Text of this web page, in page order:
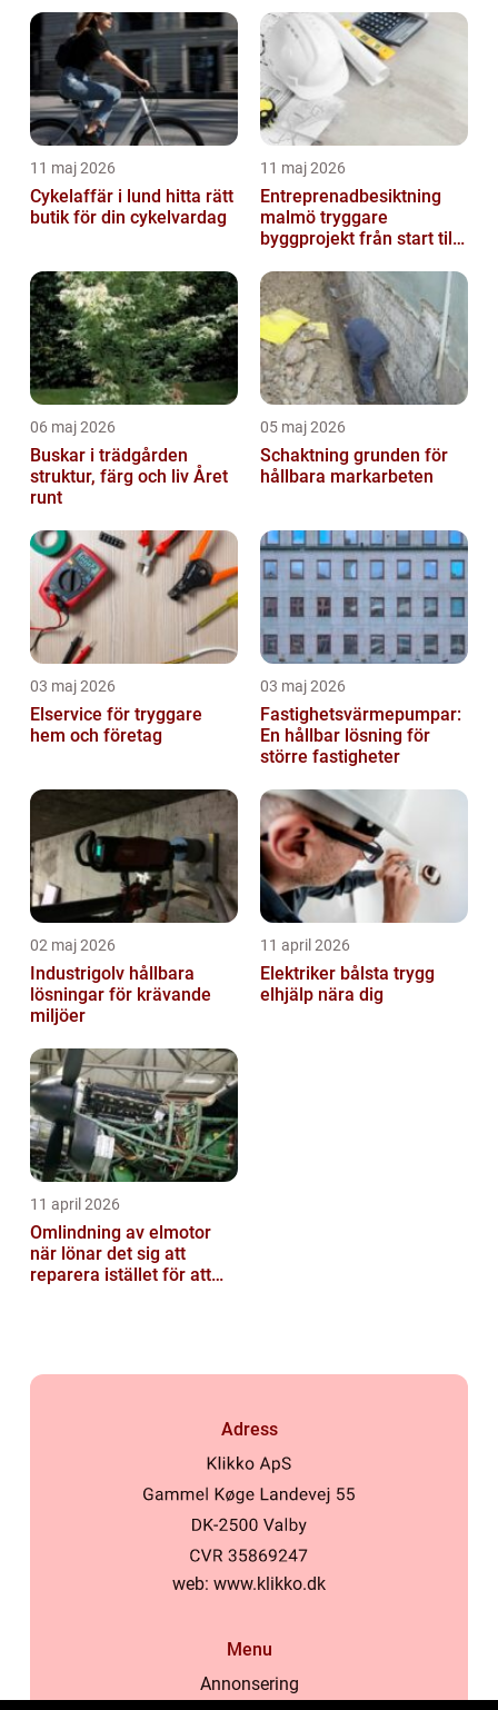
11 maj 2026
Cykelaffär i lund hitta rätt
butik för din cykelvardag
11 maj 2026
Entreprenadbesiktning
malmö tryggare
byggprojekt från start till
06 maj 2026
Buskar i trädgården
struktur, färg och liv Året
runt
05 maj 2026
Schaktning grunden för
hållbara markarbeten
03 maj 2026
Elservice för tryggare
hem och företag
03 maj 2026
Fastighetsvärmepumpar:
En hållbar lösning för
större fastigheter
02 maj 2026
Industrigolv hållbara
lösningar för krävande
miljöer
11 april 2026
Elektriker bålsta trygg
elhjälp nära dig
11 april 2026
Omlindning av elmotor
när lönar det sig att
reparera istället för att
Adress
web: www.klikko.dk
Menu
Annonsering